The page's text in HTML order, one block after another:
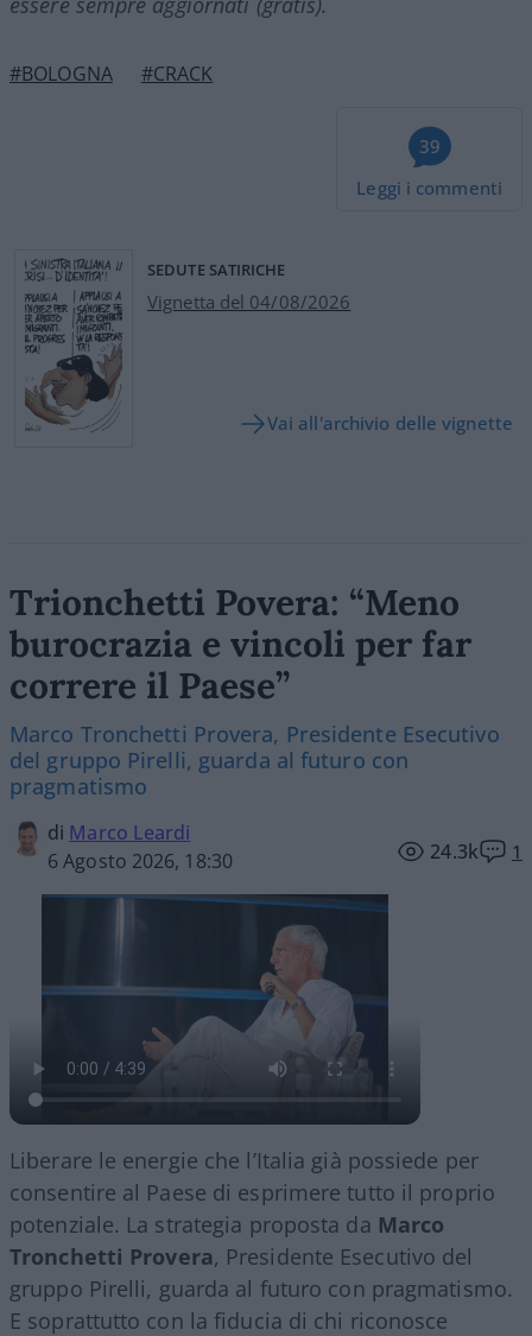
#BOLOGNA #CRACK
39
Leggi i commenti
SEDUTE SATIRICHE
Vignetta del 04/08/2026
Vai all'archivio delle vignette
Trionchetti Povera: “Meno
burocrazia e vincoli per far
correre il Paese”
Marco Tronchetti Provera, Presidente Esecutivo
del gruppo Pirelli, guarda al futuro con
pragmatismo
di Marco Leardi
6 Agosto 2026, 18:30
24.3k 1
Liberare le energie che l’Italia già possiede per
consentire al Paese di esprimere tutto il proprio
potenziale. La strategia proposta da Marco
Tronchetti Provera, Presidente Esecutivo del
gruppo Pirelli, guarda al futuro con pragmatismo.
E soprattutto con la fiducia di chi riconosce